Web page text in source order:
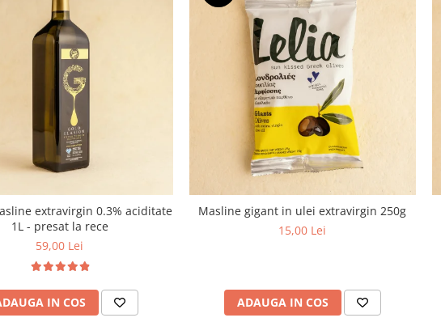
extravirgin 0.3% aciditate
1L - presat la rece
59,00 Lei
IN COS
Masline gigant in ulei extravirgin 250g
15,00 Lei
ADAUGA IN COS